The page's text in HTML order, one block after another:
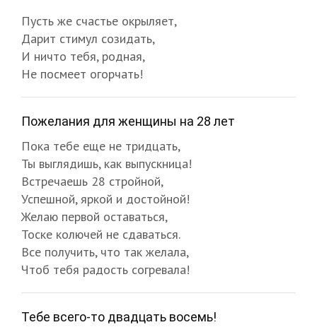
Пусть же счастье окрыляет,
Дарит стимул созидать,
И ничто тебя, родная,
Не посмеет огорчать!
Пожелания для женщины на 28 лет
Пока тебе еще не тридцать,
Ты выглядишь, как выпускница!
Встречаешь 28 стройной,
Успешной, яркой и достойной!
Желаю первой оставаться,
Тоске колючей не сдаваться.
Все получить, что так желала,
Чтоб тебя радость согревала!
Тебе всего-то двадцать восемь!